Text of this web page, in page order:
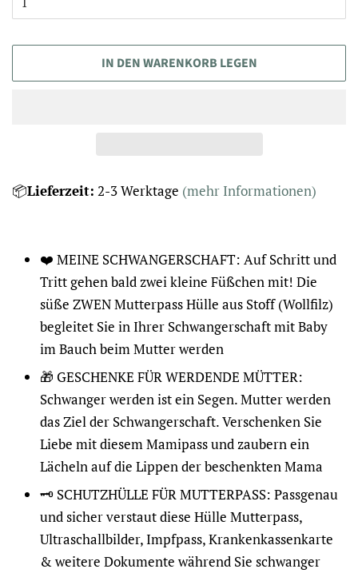
IN DEN WARENKORB LEGEN
📦Lieferzeit: 2-3Werktage (mehr Informationen)
❤️ MEINE SCHWANGERSCHAFT: Auf Schritt und
Tritt gehen bald zwei kleine Füßchen mit! Die
süße ZWEN Mutterpass Hülle aus Stoff (Wollfilz)
begleitet Sie in Ihrer Schwangerschaft mit Baby
im Bauch beim Mutter werden
🎁 GESCHENKE FÜR WERDENDE MÜTTER:
Schwanger werden ist ein Segen. Mutter werden
das Ziel der Schwangerschaft. Verschenken Sie
Liebe mit diesem Mamipass und zaubern ein
Lächeln auf die Lippen der beschenkten Mama
🗝️ SCHUTZHÜLLE FÜR MUTTERPASS: Passgenau
und sicher verstaut diese Hülle Mutterpass,
Ultraschallbilder, Impfpass, Krankenkassenkarte
& weitere Dokumente während Sie schwanger